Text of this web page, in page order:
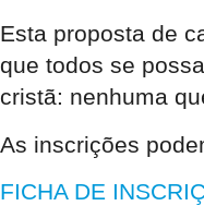
Esta proposta de
que todos se
cristã: nenhuma
As inscrições
FICHA DE